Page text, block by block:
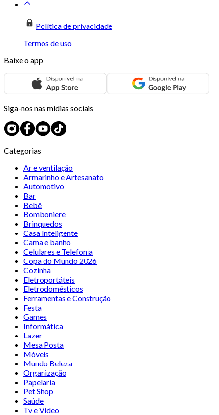
Política de privacidade
Termos de uso
Baixe o app
Siga-nos nas mídias sociais
Categorias
Ar e ventilação
Armarinho e Artesanato
Automotivo
Bar
Bebê
Bomboniere
Brinquedos
Casa Inteligente
Cama e banho
Celulares e Telefonia
Copa do Mundo 2026
Cozinha
Eletroportáteis
Eletrodomésticos
Ferramentas e Construção
Festa
Games
Informática
Lazer
Mesa Posta
Móveis
Mundo Beleza
Organização
Papelaria
Pet Shop
Saúde
Tv e Vídeo